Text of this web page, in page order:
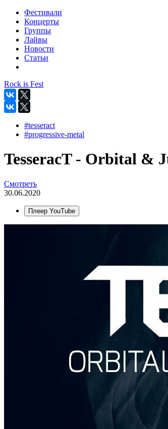
Фестивали
Концерты
Группы
Лайвы
Новости
Статьи
Rock is Fest
#tesseract
#progressive-metal
TesseracT - Orbital &
Смотреть
30.06.2020
Плеер YouTube